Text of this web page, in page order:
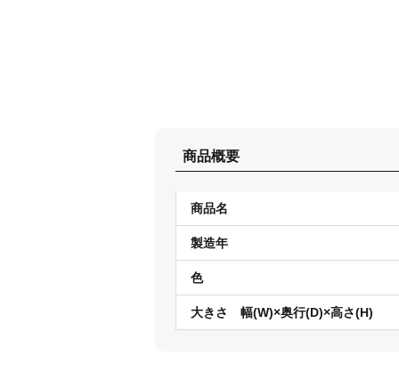
商品概要
商品名
製造年
色
大きさ 幅(W)×奥行(D)×高さ(H)